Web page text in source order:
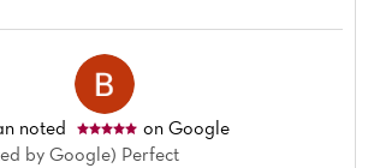
noted
on Google
by Google) Perfect